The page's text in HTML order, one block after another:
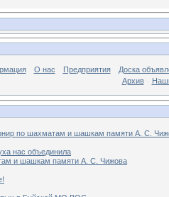
О нас Предприятия
Доска
Архив
по шахматам и шашкам памяти А. С.
нас объединила
и шашкам памяти А. С. Чижова